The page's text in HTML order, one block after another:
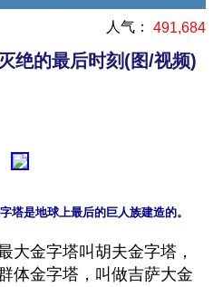
人气： 491,684
绝的最后时刻(图/视频)
塔是地球上最后的巨人族建造的。
大金字塔叫胡夫金字塔，
体金字塔，叫做吉萨大金